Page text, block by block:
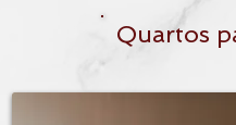
Quartos